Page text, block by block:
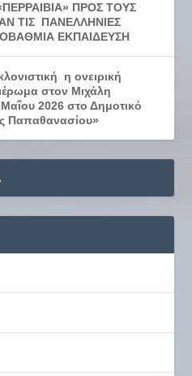
ΠΡΟΣ ΤΟΥΣ
ΤΙΣ ΠΑΝΕΛΛΗΝΙΕΣ
ΕΚΠΑΙΔΕΥΣΗ
η ονειρική
στον Μιχάλη
2026 στο Δημοτικό
Παπαθανασίου»